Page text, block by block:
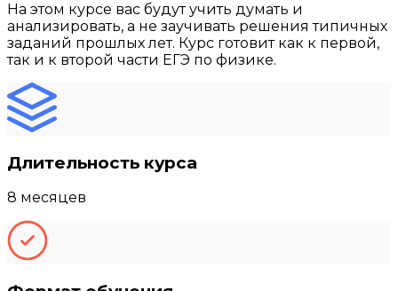
На этом курсе вас будут учить думать и
анализировать, а не заучивать решения типичных
заданий прошлых лет. Курс готовит как к первой,
так и к второй части ЕГЭ по физике.
Длительность курса
8 месяцев